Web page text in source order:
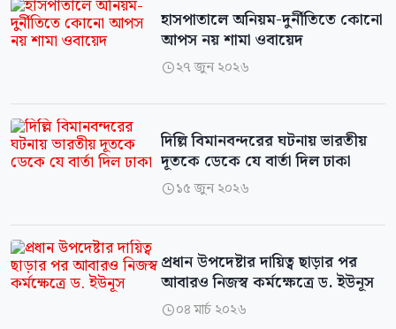
হাসপাতালে অনিয়ম-দুর্নীতিতে কোনো
আপস নয় শামা ওবায়েদ
২৭ জুন ২০২৬
দিল্লি বিমানবন্দরের ঘটনায় ভারতীয়
দূতকে ডেকে যে বার্তা দিল ঢাকা
১৫ জুন ২০২৬
প্রধান উপদেষ্টার দায়িত্ব ছাড়ার পর
আবারও নিজস্ব কর্মক্ষেত্রে ড. ইউনূস
০৪ মার্চ ২০২৬